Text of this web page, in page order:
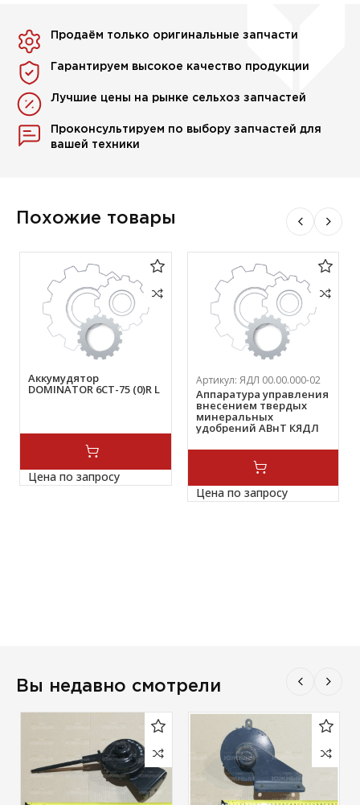
Продаём только оригинальные запчасти
Гарантируем высокое качество продукции
Лучшие цены на рынке сельхоз запчастей
Проконсультируем по выбору запчастей для
вашей техники
Похожие товары
Аккумудятор
DOMINATOR 6СТ-75 (0)R L
Цена по запросу
Артикул: ЯДЛ 00.00.000-02
Аппаратура управления
внесением твердых
минеральных
удобрений ABнТ КЯДЛ
Цена по запросу
Вы недавно смотрели